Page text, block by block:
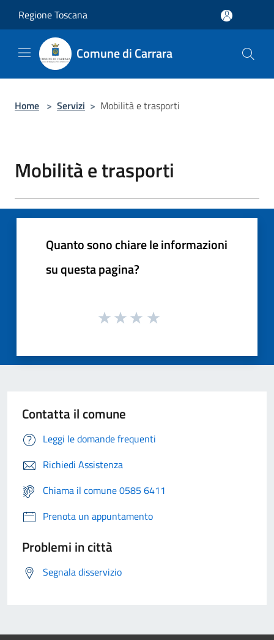
Regione Toscana
Comune di Carrara
Home > Servizi > Mobilità e trasporti
Mobilità e trasporti
Quanto sono chiare le informazioni
su questa pagina?
Contatta il comune
Leggi le domande frequenti
Richiedi Assistenza
Chiama il comune 0585 6411
Prenota un appuntamento
Problemi in città
Segnala disservizio